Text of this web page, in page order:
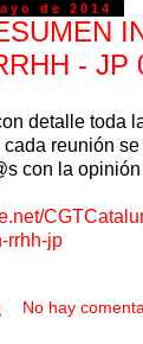
de 2014
- JP
detalle toda
reunión
con la
rrhh-jp
No hay